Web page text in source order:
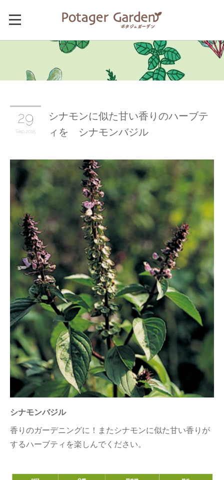
29
Sep 2015
シナモンに似た甘い香りのハーブテ
ィを シナモンバジル
シナモンバジル
香りのガーデニングに！またシナモンに似た甘い香りが
するハーブティを楽しんでください。